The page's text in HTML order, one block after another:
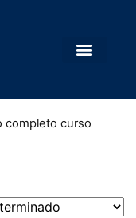
completo curso